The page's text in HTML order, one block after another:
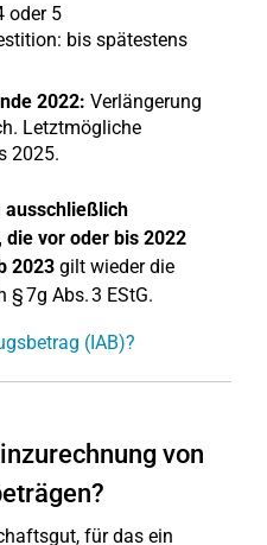
oder 5
bis spätestens
2022: Verlängerung
Letztmögliche
2025.
ausschließlich
vor oder bis 2022
2023 gilt wieder die
7g Abs. 3 EStG.
(IAB)?
von
für das ein